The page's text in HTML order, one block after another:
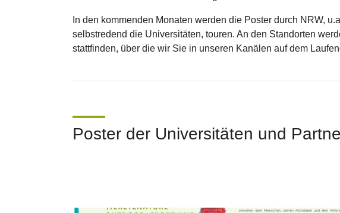
In den kommenden Monaten werden die Poster durch NRW,
selbstredend die Universitäten, touren. An den Standorten
stattfinden, über die wir Sie in unseren Kanälen auf dem
Poster der Universitäten und